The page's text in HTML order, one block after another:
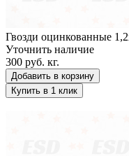
Гвозди оцинкованные
Уточнить наличие
300 руб. кг.
Добавить в корзину
Купить в 1 клик